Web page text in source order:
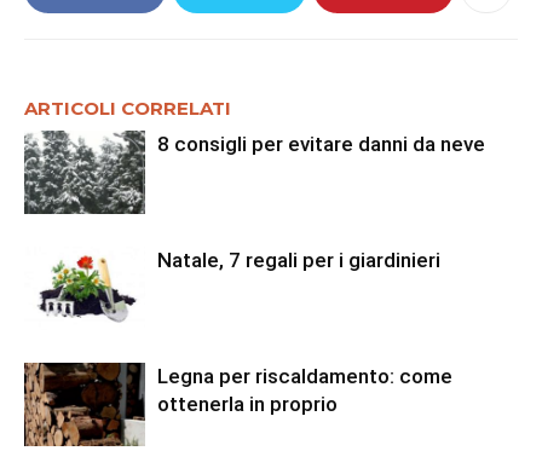
ARTICOLI CORRELATI
8 consigli per evitare danni da neve
Natale, 7 regali per i giardinieri
Legna per riscaldamento: come
ottenerla in proprio